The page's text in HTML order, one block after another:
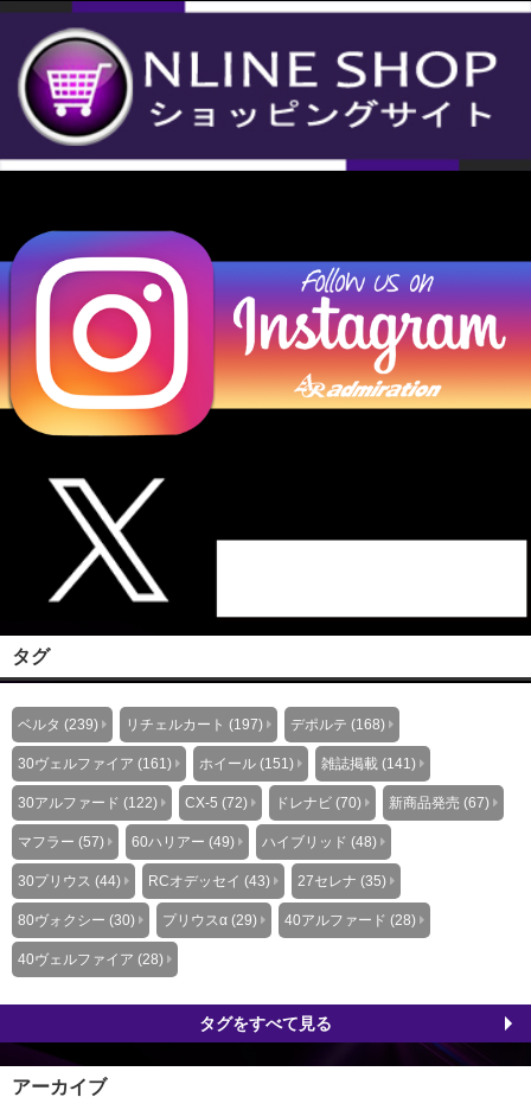
タグ
ベルタ (239) リチェルカート (197) デポルテ (168)
30ヴェルファイア (161) ホイール (151) 雑誌掲載 (141)
30アルファード (122) CX-5 (72) ドレナビ (70) 新商品発売 (67)
マフラー (57) 60ハリアー (49) ハイブリッド (48)
30プリウス (44) RCオデッセイ (43) 27セレナ (35)
80ヴォクシー (30) プリウスα (29) 40アルファード (28)
40ヴェルファイア (28)
タグをすべて見る
アーカイブ